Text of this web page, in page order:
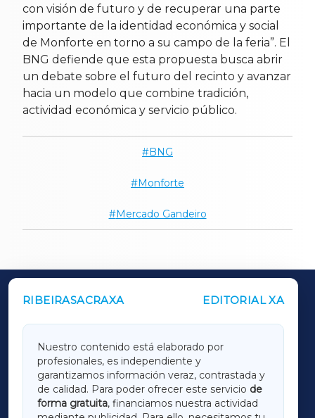
con visión de futuro y de recuperar una parte
importante de la identidad económica y social
de Monforte en torno a su campo de la feria”. El
BNG defiende que esta propuesta busca abrir
un debate sobre el futuro del recinto y avanzar
hacia un modelo que combine tradición,
actividad económica y servicio público.
BNG
Monforte
Mercado Gandeiro
RIBEIRASACRAXA EDITORIAL XA
Nuestro contenido está elaborado por
profesionales, es independiente y
garantizamos información veraz, contrastada y
de calidad. Para poder ofrecer este servicio de
forma gratuita, financiamos nuestra actividad
OUTROS PERIÓDICOS
LUGOXA
TERRACHAXA